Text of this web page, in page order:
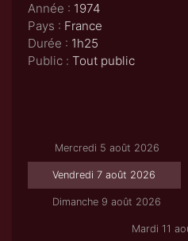
Année : 1974
Pays : France
Durée : 1h25
Public : Tout public
Mercredi 5 août 2026
Vendredi 7 août 2026
Dimanche 9 août 2026
Mardi 11